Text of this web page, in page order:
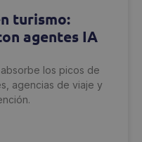
turismo:
agentes IA
los picos de
agencias de viaje y